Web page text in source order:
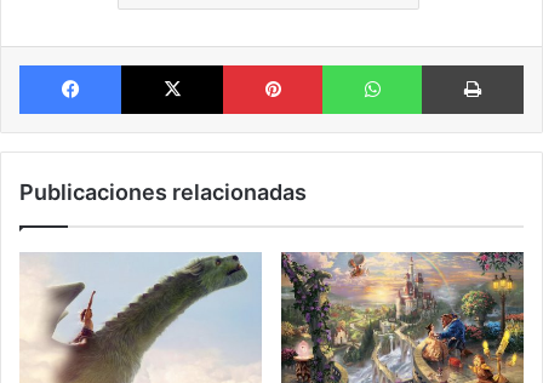
Facebook X Pinterest WhatsApp
Publicaciones relacionadas